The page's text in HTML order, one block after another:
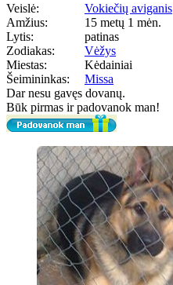
Veislė:
Vokiečių aviganis
Amžius:
15 metų 1 mėn.
Lytis:
patinas
Zodiakas:
Vėžys
Miestas:
Kėdainiai
Šeimininkas:
Missa
Dar nesu gavęs dovanų.
Būk pirmas ir padovanok man!